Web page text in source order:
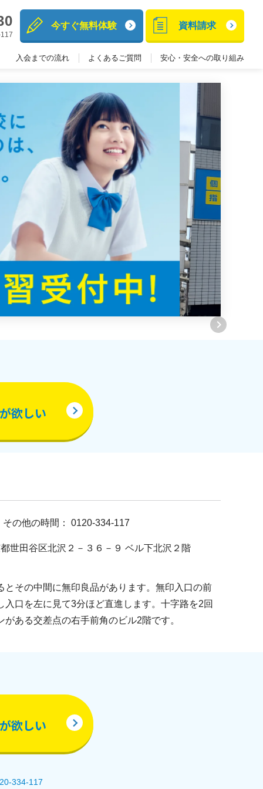
今すぐ無料体験 資料請求
入会までの流れ よくあるご質問 安心・安全への取り組み
が欲しい
の他の時間： 0120-334-117
世田谷区北沢２－３６－９ ベル下北沢２階
とその中間に無印良品があります。無印入口の前
入口を左に見て3分ほど直進します。十字路を2回
がある交差点の右手前角のビル2階です。
が欲しい
334-117